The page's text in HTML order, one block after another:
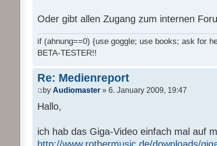
Oder gibt allen Zugang zum internen
if (ahnung==0) {use goggle; use books; ask for
BETA-TESTER!!
Re: Medienreport
by Audiomaster » 6. January 2009, 19:47
Hallo,
ich hab das Giga-Video einfach mal auf